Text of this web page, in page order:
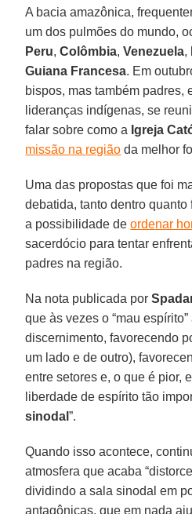
A bacia amazônica,
um dos pulmões do mundo,
Peru,Colômbia,Venezuela,
Guiana Francesa. Em
bispos, mas também padres,
lideranças indígenas, se
falar sobre como a Igreja
missão na região da melhor
Uma das propostas que foi
debatida, tanto dentro
a possibilidade deordenar
sacerdócio para tentar
padres na região.
Na nota publicada por
que às vezes o “mau
discernimento, favorecendo
um lado e de outro),
entre setores e, o que é pior,
liberdade de espírito tão
sinodal”.
Quando isso acontece,
atmosfera que acaba
dividindo a sala sinodal em
antagônicas, que em nada